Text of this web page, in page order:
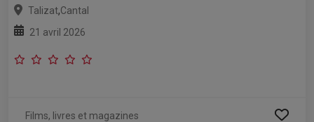
Talizat,Cantal
21 avril 2026
Films, livres et magazines